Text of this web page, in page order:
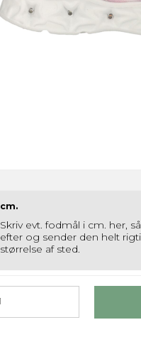
cm.
Skriv evt. fodmål i cm. her,
efter og sender den helt
størrelse af sted.